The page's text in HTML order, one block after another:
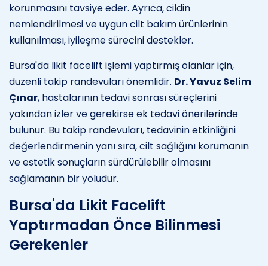
korunmasını tavsiye eder. Ayrıca, cildin
nemlendirilmesi ve uygun cilt bakım ürünlerinin
kullanılması, iyileşme sürecini destekler.
Bursa'da likit facelift işlemi yaptırmış olanlar için,
düzenli takip randevuları önemlidir. Dr. Yavuz Selim
Çınar, hastalarının tedavi sonrası süreçlerini
yakından izler ve gerekirse ek tedavi önerilerinde
bulunur. Bu takip randevuları, tedavinin etkinliğini
değerlendirmenin yanı sıra, cilt sağlığını korumanın
ve estetik sonuçların sürdürülebilir olmasını
sağlamanın bir yoludur.
Bursa'da Likit Facelift
Yaptırmadan Önce Bilinmesi
Gerekenler